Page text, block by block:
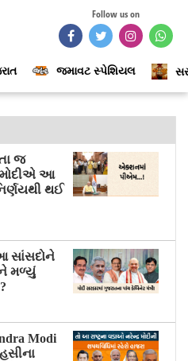
Follow us on
જમાવટ સ્પેશિયલ
જ
મોદીએ આ
થઈ
સાંસદોને
મળ્યું
Modi